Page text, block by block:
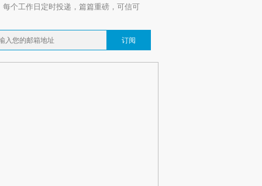
每个工作日定时投递，篇篇重磅，可信可
订阅